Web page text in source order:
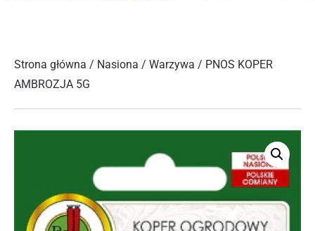
Strona główna / Nasiona / Warzywa / PNOS KOPER
AMBROZJA 5G